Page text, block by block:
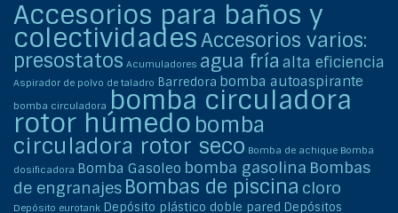
Accesorios para baños y
colectividadesAccesorios varios:
presostatos Acumuladores agua fría alta eficiencia
Aspirador de polvo de taladro Barredora bomba autoaspirante
bomba circuladora bomba circuladora
rotor húmedo bomba
circuladora rotor seco Bomba de achique Bomba
dosificadora Bomba Gasoleo bomba gasolina Bombas
de engranajes Bombas de piscina cloro
Depósito eurotank Depósito plástico doble pared Depósitos